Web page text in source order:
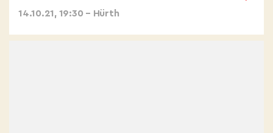
14.10.21, 19:30 – Hürth